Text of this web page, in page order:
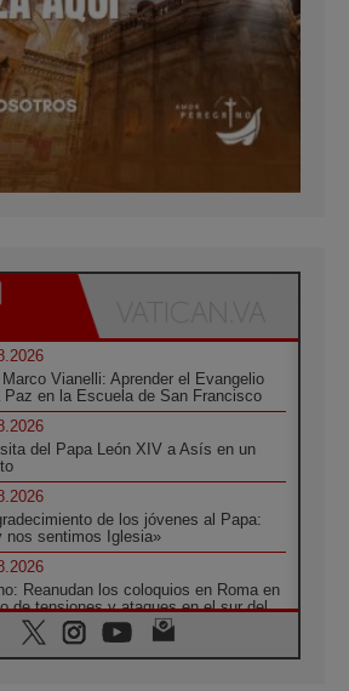
Marco Vianelli: Aprender el Evangelio
Paz en la Escuela de San Francisco
del Papa León XIV a Asís en un
de los jóvenes al Papa:
nos sentimos Iglesia»
Reanudan los coloquios en Roma en
de tensiones y ataques en el sur del